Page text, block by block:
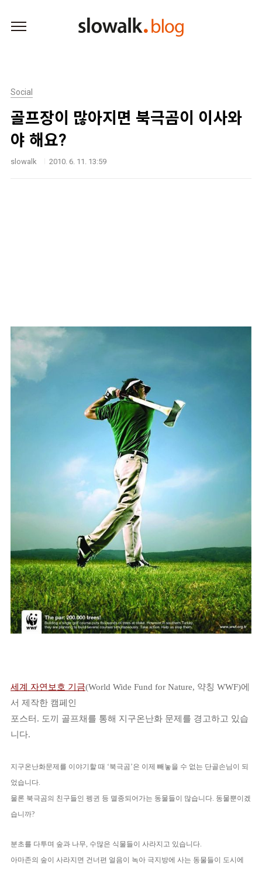
Social
골프장이 많아지면 북극곰이 이사와
야 해요?
slowalk 2010. 6. 11. 13:59
세계 자연보호 기금(World Wide Fund for Nature, 약칭 WWF)에
서 제작한 캠페인
포스터. 도끼 골프채를 통해 지구온난화 문제를 경고하고 있습
니다.
지구온난화문제를 이야기할 때 ‘북극곰’은 이제 빼놓을 수 없는 단골손님이 되
었습니다.
물론 북극곰의 친구들인 펭귄 등 멸종되어가는 동물들이 많습니다. 동물뿐이겠
습니까?
분초를 다투며 숲과 나무, 수많은 식물들이 사라지고 있습니다.
아마존의 숲이 사라지면 건너편 얼음이 녹아 극지방에 사는 동물들이 도시에